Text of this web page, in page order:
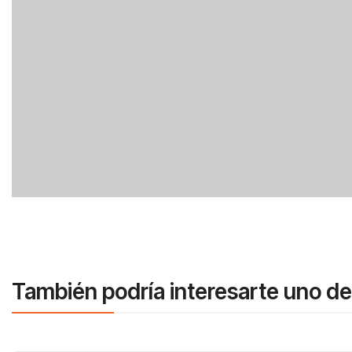
También podría interesarte uno